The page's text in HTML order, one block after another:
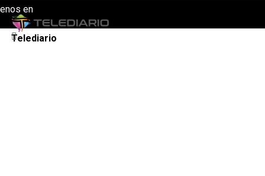
en
Telediario